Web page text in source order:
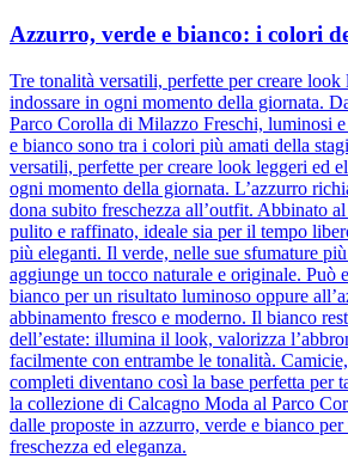
Azzurro, verde e bianco: i colori
Tre tonalità versatili, perfette per creare look
indossare in ogni momento della giornata.
Parco Corolla di Milazzo Freschi, luminosi
e bianco sono tra i colori più amati della
versatili, perfette per creare look leggeri ed
ogni momento della giornata. L’azzurro
dona subito freschezza all’outfit. Abbinato
pulito e raffinato, ideale sia per il tempo
più eleganti. Il verde, nelle sue sfumature
aggiunge un tocco naturale e originale. Può
bianco per un risultato luminoso oppure
abbinamento fresco e moderno. Il bianco
dell’estate: illumina il look, valorizza
facilmente con entrambe le tonalità.
completi diventano così la base perfetta per
la collezione di Calcagno Moda al Parco
dalle proposte in azzurro, verde e bianco per
freschezza ed eleganza.